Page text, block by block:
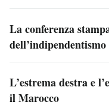
La conferenza
L’estrema destra e
il Marocco